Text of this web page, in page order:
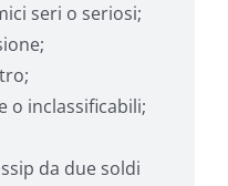
seri o seriosi;
o inclassificabili;
da due soldi